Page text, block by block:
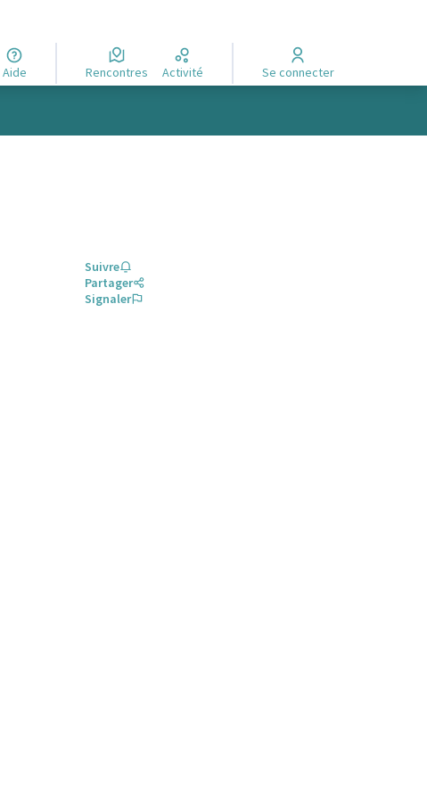
Aide Rencontres Activité Se connecter
Suivre
Partager
Signaler